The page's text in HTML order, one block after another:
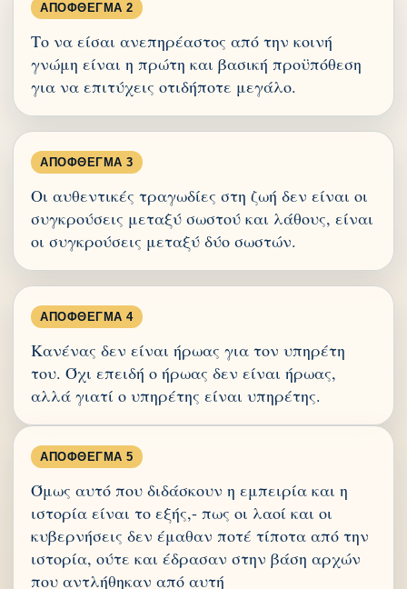
ΑΠΌΦΘΕΓΜΑ 2
Το να είσαι ανεπηρέαστος από την κοινή
γνώμη είναι η πρώτη και βασική προϋπόθεση
για να επιτύχεις οτιδήποτε μεγάλο.
ΑΠΌΦΘΕΓΜΑ 3
Οι αυθεντικές τραγωδίες στη ζωή δεν είναι οι
συγκρούσεις μεταξύ σωστού και λάθους, είναι
οι συγκρούσεις μεταξύ δύο σωστών.
ΑΠΌΦΘΕΓΜΑ 4
Κανένας δεν είναι ήρωας για τον υπηρέτη
του. Όχι επειδή ο ήρωας δεν είναι ήρωας,
αλλά γιατί ο υπηρέτης είναι υπηρέτης.
ΑΠΌΦΘΕΓΜΑ 5
Όμως αυτό που διδάσκουν η εμπειρία και η
ιστορία είναι το εξής,- πως οι λαοί και οι
κυβερνήσεις δεν έμαθαν ποτέ τίποτα από την
ιστορία, ούτε και έδρασαν στην βάση αρχών
που αντλήθηκαν από αυτή